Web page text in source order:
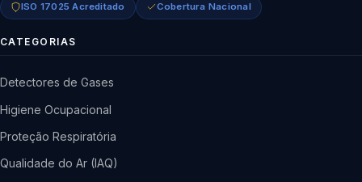
ISO 17025 Acreditado Cobertura Nacional
CATEGORIAS
Detectores de Gases
Higiene Ocupacional
Proteção Respiratória
Qualidade do Ar (IAQ)